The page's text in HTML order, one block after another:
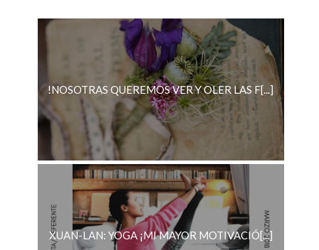
!NOSOTRAS QUEREMOS VER Y OLER LAS F[...]
XUAN-LAN: YOGA ¡MI MAYOR MOTIVACIÓ[...]